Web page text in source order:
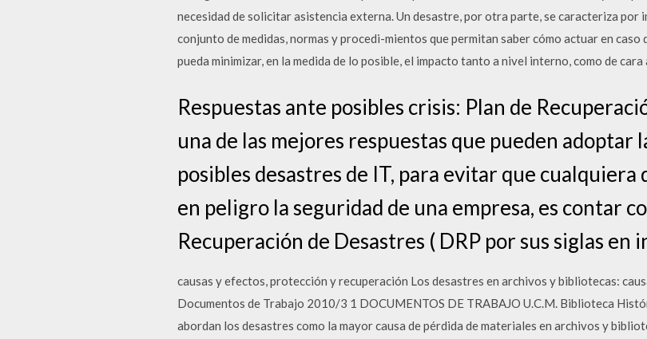
necesidad de solicitar asistencia externa. Un desastre, por otra parte, se caracteriza por
conjunto de medidas, normas y procedi-mientos que permitan saber cómo actuar en caso
pueda minimizar, en la medida de lo posible, el impacto tanto a nivel interno, como de cara
Respuestas ante posibles crisis: Plan de
una de las mejores respuestas que pueden adoptar
posibles desastres de IT, para evitar que cualquiera
en peligro la seguridad de una empresa, es contar
Recuperación de Desastres ( DRP por sus siglas en
causas y efectos, protección y recuperación Los desastres en archivos y bibliotecas:
Documentos de Trabajo 2010/3 1 DOCUMENTOS DE TRABAJO U.C.M. Biblioteca
abordan los desastres como la mayor causa de pérdida de materiales en archivos y